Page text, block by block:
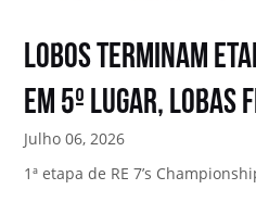
Lobos terminam
em 5º lugar, Lobas
Julho 06, 2026
1ª etapa de RE 7’s